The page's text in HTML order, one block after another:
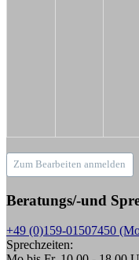
Zum Bearbeiten anmelden
Beratungs/-und
+49 (0)159-01507450
Sprechzeiten: